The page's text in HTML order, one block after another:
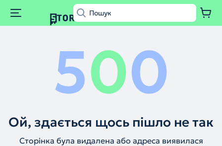
500
Ой, здається щось пішло не так
Сторінка була видалена або адреса виявилася